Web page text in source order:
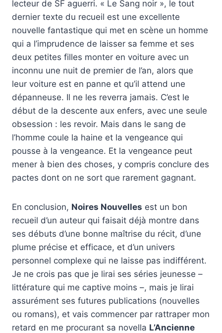
lecteur de SF aguerri. « Le Sang noir », le tout
dernier texte du recueil est une excellente
nouvelle fantastique qui met en scène un homme
qui a l’imprudence de laisser sa femme et ses
deux petites filles monter en voiture avec un
inconnu une nuit de premier de l’an, alors que
leur voiture est en panne et qu’il attend une
dépanneuse. Il ne les reverra jamais. C’est le
début de la descente aux enfers, avec une seule
obsession : les revoir. Mais dans le sang de
l’homme coule la haine et la vengeance qui
pousse à la vengeance. Et la vengeance peut
mener à bien des choses, y compris conclure des
pactes dont on ne sort que rarement gagnant.
En conclusion, Noires Nouvelles est un bon
recueil d’un auteur qui faisait déjà montre dans
ses débuts d’une bonne maîtrise du récit, d’une
plume précise et efficace, et d’un univers
personnel complexe qui ne laisse pas indifférent.
Je ne crois pas que je lirai ses séries jeunesse –
littérature qui me captive moins –, mais je lirai
assurément ses futures publications (nouvelles
ou romans), et vais commencer par rattraper mon
retard en me procurant sa novella L’Ancienne